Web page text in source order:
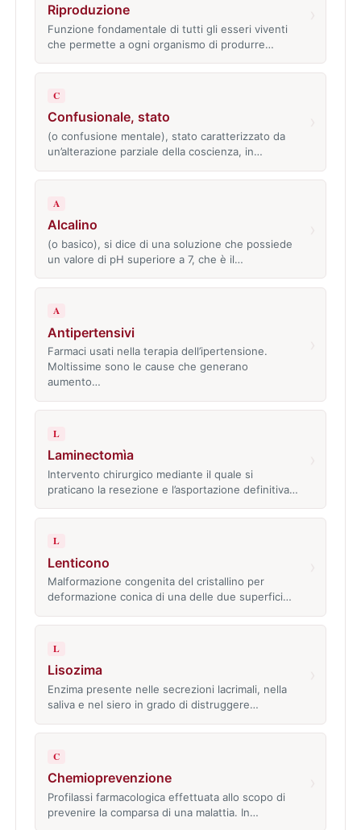
Riproduzione
Funzione fondamentale di tutti gli esseri viventi
che permette a ogni organismo di produrre…
C
Confusionale, stato
(o confusione mentale), stato caratterizzato da
un’alterazione parziale della coscienza, in…
A
Alcalino
(o basico), si dice di una soluzione che possiede
un valore di pH superiore a 7, che è il…
A
Antipertensivi
Farmaci usati nella terapia dell’ipertensione.
Moltissime sono le cause che generano
aumento…
L
Laminectomìa
Intervento chirurgico mediante il quale si
praticano la resezione e l’asportazione definitiva…
L
Lenticono
Malformazione congenita del cristallino per
deformazione conica di una delle due superfici…
L
Lisozima
Enzima presente nelle secrezioni lacrimali, nella
saliva e nel siero in grado di distruggere…
C
Chemioprevenzione
Profilassi farmacologica effettuata allo scopo di
prevenire la comparsa di una malattia. In…